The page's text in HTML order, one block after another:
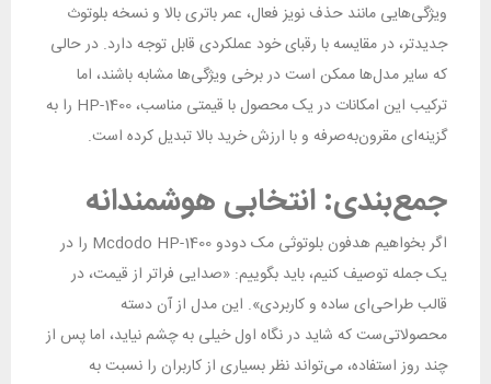
ویژگی‌هایی مانند حذف نویز فعال، عمر باتری بالا و نسخه بلوتوث
جدیدتر، در مقایسه با رقبای خود عملکردی قابل توجه دارد. در حالی
که سایر مدل‌ها ممکن است در برخی ویژگی‌ها مشابه باشند، اما
ترکیب این امکانات در یک محصول با قیمتی مناسب، HP-1400 را به
گزینه‌ای مقرون‌به‌صرفه و با ارزش خرید بالا تبدیل کرده است.
جمع‌بندی: انتخابی هوشمندانه
اگر بخواهیم هدفون بلوتوثی مک دودو Mcdodo HP-1400 را در
یک جمله توصیف کنیم، باید بگوییم: «صدایی فراتر از قیمت، در
قالب طراحی‌ای ساده و کاربردی». این مدل از آن دسته
محصولاتی‌ست که شاید در نگاه اول خیلی به چشم نیاید، اما پس از
چند روز استفاده، می‌تواند نظر بسیاری از کاربران را نسبت به